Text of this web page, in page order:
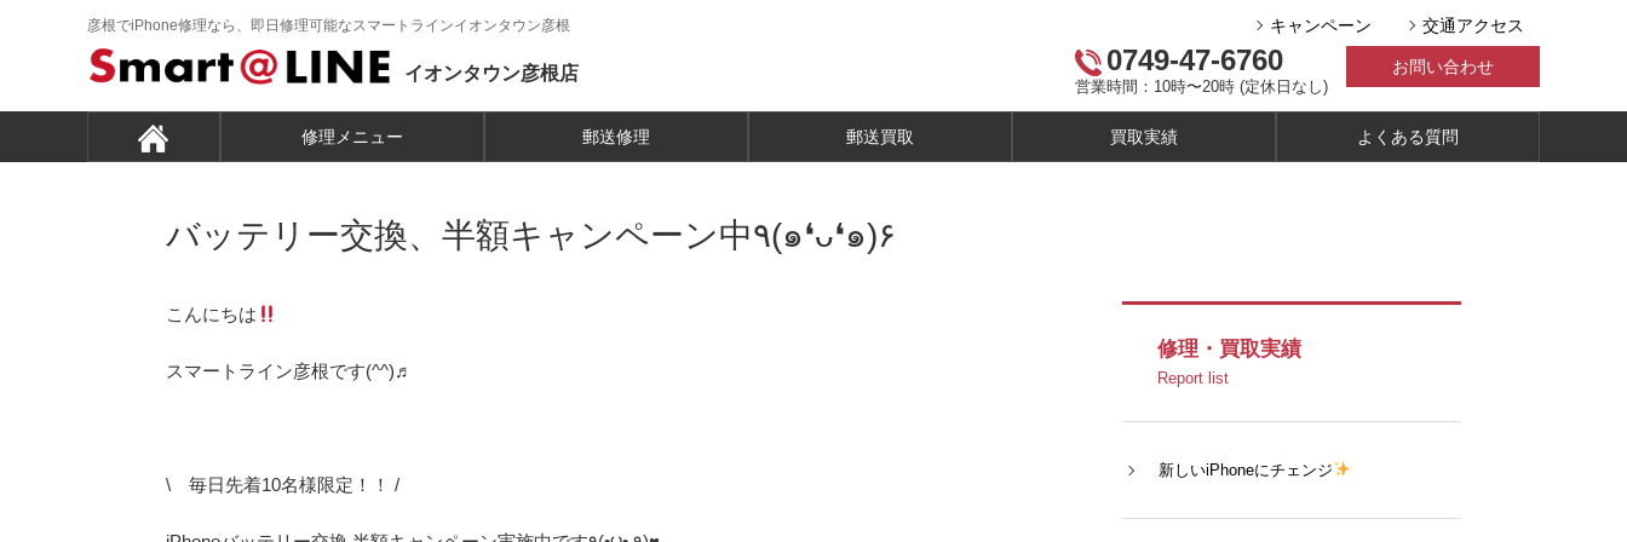
彦根でiPhone修理なら、即日修理可能なスマートラインイオンタウン彦根
イオンタウン彦根店 0749-47-6760
営業時間：10時〜20時 (定休日なし)
お問い合わせ
キャンペーン 交通アクセス
修理メニュー 郵送修理 郵送買取 買取実績 よくある質問
バッテリー交換、半額キャンペーン中٩(๑❛ᴗ❛๑)۶
こんにちは
スマートライン彦根です(^^)♬
\ 毎日先着10名様限定！！ /
修理・買取実績
Report list
新しいiPhoneにチェンジ